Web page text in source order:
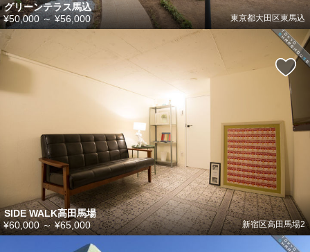
グリーンテラス馬込
東京都大田区東馬込
¥50,000～¥56,000
SIDE WALK高田馬場
新宿区高田馬場2
¥60,000～¥65,000